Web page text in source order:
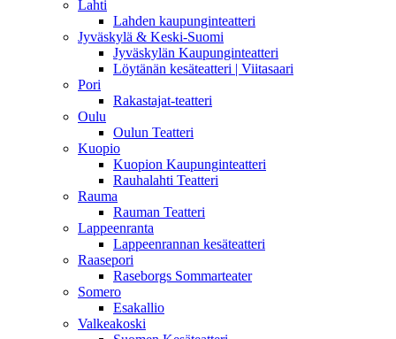
Lahti
Lahden kaupunginteatteri
Jyväskylä & Keski-Suomi
Jyväskylän Kaupunginteatteri
Löytänän kesäteatteri | Viitasaari
Pori
Rakastajat-teatteri
Oulu
Oulun Teatteri
Kuopio
Kuopion Kaupunginteatteri
Rauhalahti Teatteri
Rauma
Rauman Teatteri
Lappeenranta
Lappeenrannan kesäteatteri
Raasepori
Raseborgs Sommarteater
Somero
Esakallio
Valkeakoski